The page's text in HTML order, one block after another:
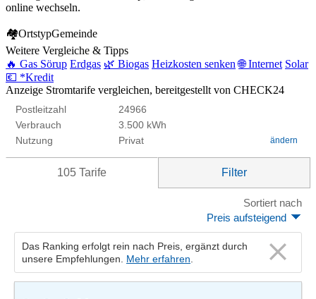
online wechseln.
🏘OrtstypGemeinde
Weitere Vergleiche & Tipps
🔥 Gas Sörup Erdgas 🌿 Biogas Heizkosten senken 🌐 Internet Solar
💶 *Kredit
Anzeige Stromtarife vergleichen, bereitgestellt von CHECK24